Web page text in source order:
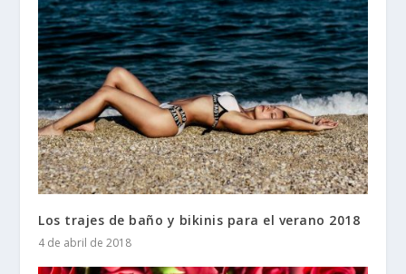
Los trajes de baño y bikinis para el verano 2018
4 de abril de 2018